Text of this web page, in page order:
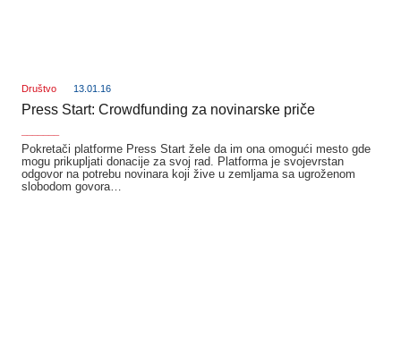
Društvo 13.01.16
Press Start: Crowdfunding za novinarske priče
Pokretači platforme Press Start žele da im ona omogući mesto gde
mogu prikupljati donacije za svoj rad. Platforma je svojevrstan
odgovor na potrebu novinara koji žive u zemljama sa ugroženom
slobodom govora…